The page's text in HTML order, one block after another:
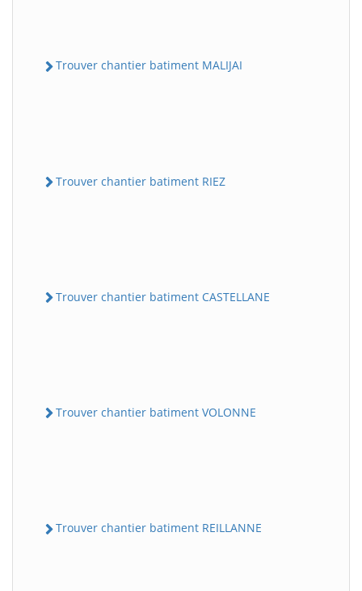
Trouver chantier batiment MALIJAI
Trouver chantier batiment RIEZ
Trouver chantier batiment CASTELLANE
Trouver chantier batiment VOLONNE
Trouver chantier batiment REILLANNE